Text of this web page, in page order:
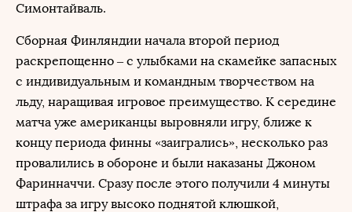
Симонтайваль.
Сборная Финляндии начала второй период
раскрепощенно – с улыбками на скамейке запасных
с индивидуальным и командным творчеством на
льду, наращивая игровое преимущество. К середине
матча уже американцы выровняли игру, ближе к
концу периода финны «заигрались», несколько раз
провалились в обороне и были наказаны Джоном
Фаринначчи. Сразу после этого получили 4 минуты
штрафа за игру высоко поднятой клюшкой,